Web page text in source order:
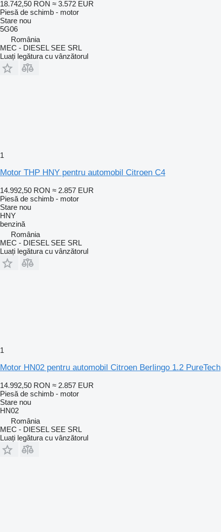
18.742,50 RON ≈ 3.572 EUR
Piesă de schimb - motor
Stare nou
5G06
România
MEC - DIESEL SEE SRL
Luați legătura cu vânzătorul
1
Motor THP HNY pentru automobil Citroen C4
14.992,50 RON ≈ 2.857 EUR
Piesă de schimb - motor
Stare nou
HNY
benzină
România
MEC - DIESEL SEE SRL
Luați legătura cu vânzătorul
1
Motor HN02 pentru automobil Citroen Berlingo 1.2 PureTech
14.992,50 RON ≈ 2.857 EUR
Piesă de schimb - motor
Stare nou
HN02
România
MEC - DIESEL SEE SRL
Luați legătura cu vânzătorul